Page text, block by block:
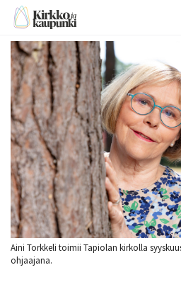
Aini Torkkeli toimii Tapiolan kirkolla
ohjaajana.